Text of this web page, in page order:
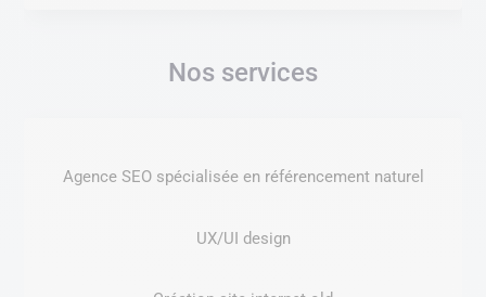
Nos services
Agence SEO spécialisée en référencement naturel
UX/UI design